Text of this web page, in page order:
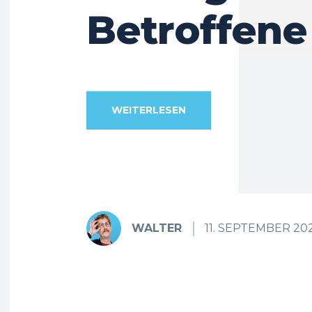
Betroffene
WEITERLESEN
WALTER 11. SEPTEMBER